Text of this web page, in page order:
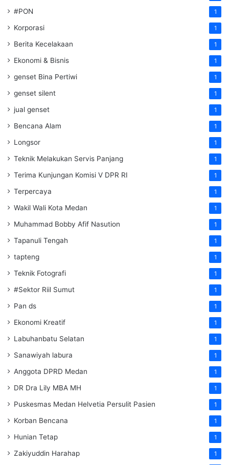
#PON 1
Korporasi 1
Berita Kecelakaan 1
Ekonomi & Bisnis 1
genset Bina Pertiwi 1
genset silent 1
jual genset 1
Bencana Alam 1
Longsor 1
Teknik Melakukan Servis Panjang 1
Terima Kunjungan Komisi V DPR RI 1
Terpercaya 1
Wakil Wali Kota Medan 1
Muhammad Bobby Afif Nasution 1
Tapanuli Tengah 1
tapteng 1
Teknik Fotografi 1
#Sektor Riil Sumut 1
Pan ds 1
Ekonomi Kreatif 1
Labuhanbatu Selatan 1
Sanawiyah labura 1
Anggota DPRD Medan 1
DR Dra Lily MBA MH 1
Puskesmas Medan Helvetia Persulit Pasien 1
Korban Bencana 1
Hunian Tetap 1
Zakiyuddin Harahap 1